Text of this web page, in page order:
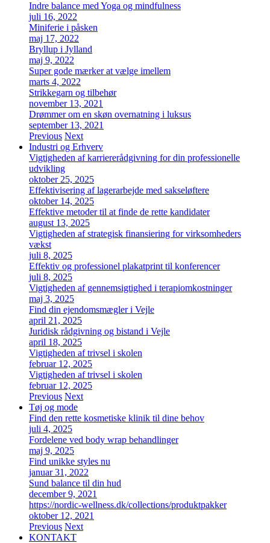
Indre balance med Yoga og mindfulness
juli 16, 2022
Miniferie i påsken
maj 17, 2022
Bryllup i Jylland
maj 9, 2022
Super gode mærker at vælge imellem
marts 4, 2022
Strikkegarn og tilbehør
november 13, 2021
Drømmer om en skøn overnatning i luksus
september 13, 2021
Previous Next
Industri og Erhverv
Vigtigheden af karriererådgivning for din professionelle
udvikling
oktober 25, 2025
Effektivisering af lagerarbejde med sakseløftere
oktober 14, 2025
Effektive metoder til at finde de rette kandidater
august 13, 2025
Vigtigheden af strategisk finansiering for virksomheders
vækst
juli 8, 2025
Effektiv og professionel plakatprint til konferencer
juli 8, 2025
Vigtigheden af gennemsigtighed i terapiomkostninger
maj 3, 2025
Find din ejendomsmægler i Vejle
april 21, 2025
Juridisk rådgivning og bistand i Vejle
april 18, 2025
Vigtigheden af trivsel i skolen
februar 12, 2025
Vigtigheden af trivsel i skolen
februar 12, 2025
Previous Next
Tøj og mode
Find den rette kosmetiske klinik til dine behov
juli 4, 2025
Fordelene ved body wrap behandlinger
maj 9, 2025
Find unikke styles nu
januar 31, 2022
Sund balance til din hud
december 9, 2021
https://nordic-wellness.dk/collections/produktpakker
oktober 12, 2021
Previous Next
KONTAKT